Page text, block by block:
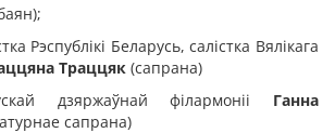
Рэспублікі Беларусь, салістка Вялікага
Траццяк (сапрана)
дзяржаўнай філармоніі Ганна
сапрана)